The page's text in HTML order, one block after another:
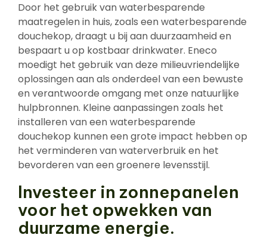
Door het gebruik van waterbesparende
maatregelen in huis, zoals een waterbesparende
douchekop, draagt u bij aan duurzaamheid en
bespaart u op kostbaar drinkwater. Eneco
moedigt het gebruik van deze milieuvriendelijke
oplossingen aan als onderdeel van een bewuste
en verantwoorde omgang met onze natuurlijke
hulpbronnen. Kleine aanpassingen zoals het
installeren van een waterbesparende
douchekop kunnen een grote impact hebben op
het verminderen van waterverbruik en het
bevorderen van een groenere levensstijl.
Investeer in zonnepanelen
voor het opwekken van
duurzame energie.